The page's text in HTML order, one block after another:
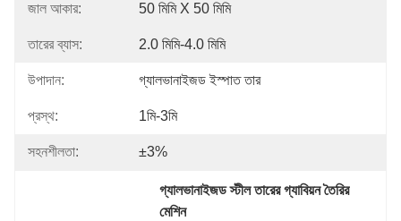
জাল আকার: 50 মিমি X 50 মিমি
তারের ব্যাস: 2.0 মিমি-4.0 মিমি
উপাদান: গ্যালভানাইজড ইস্পাত তার
প্রস্থ: 1মি-3মি
সহনশীলতা: ±3%
গ্যালভানাইজড স্টীল তারের গ্যাবিয়ন তৈরির
মেশিন